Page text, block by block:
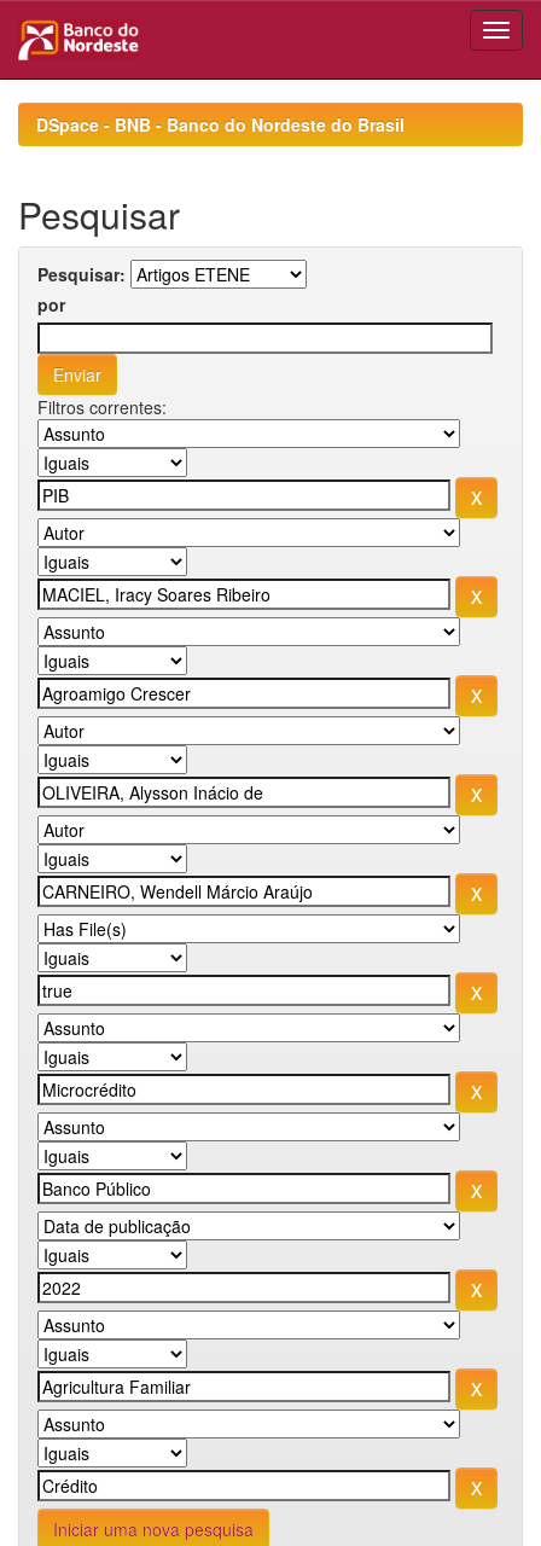
navigationDSpace - BNB - Banco do Nordeste do Brasil
Pesquisar
Pesquisar:
por
Filtros correntes:
Iniciar uma nova pesquisa